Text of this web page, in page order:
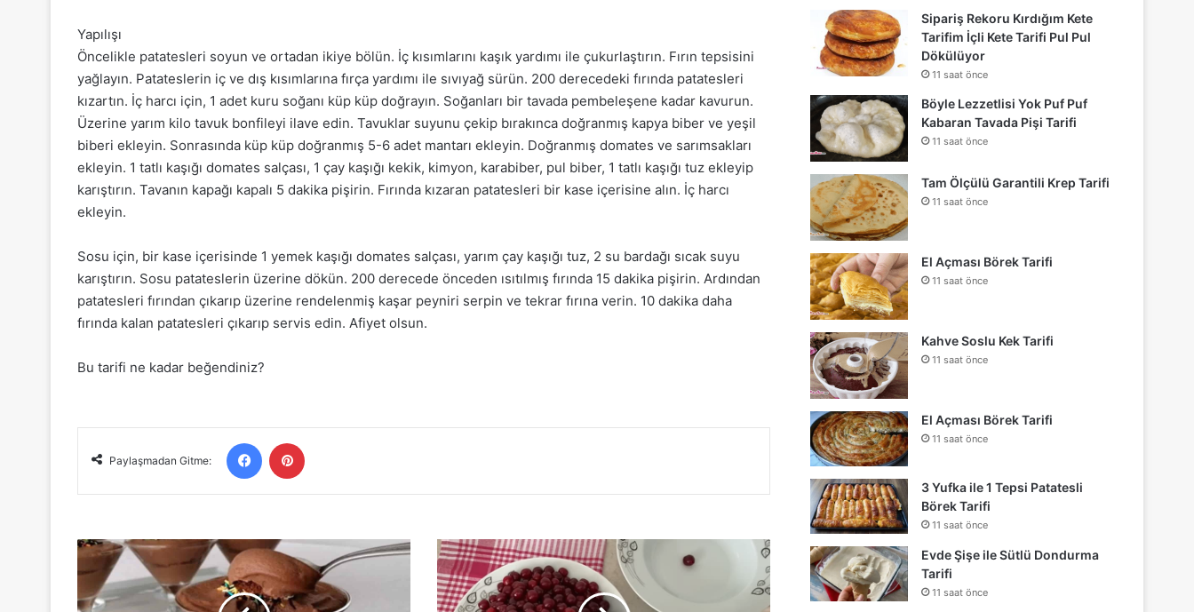
Yapılışı
Öncelikle patatesleri soyun ve ortadan ikiye bölün. İç kısımlarını kaşık yardımı ile çukurlaştırın. Fırın tepsisini
yağlayın. Patateslerin iç ve dış kısımlarına fırça yardımı ile sıvıyağ sürün. 200 derecedeki fırında patatesleri
kızartın. İç harcı için, 1 adet kuru soğanı küp küp doğrayın. Soğanları bir tavada pembeleşene kadar kavurun.
Üzerine yarım kilo tavuk bonfileyi ilave edin. Tavuklar suyunu çekip bırakınca doğranmış kapya biber ve yeşil
biberi ekleyin. Sonrasında küp küp doğranmış 5-6 adet mantarı ekleyin. Doğranmış domates ve sarımsakları
ekleyin. 1 tatlı kaşığı domates salçası, 1 çay kaşığı kekik, kimyon, karabiber, pul biber, 1 tatlı kaşığı tuz ekleyip
karıştırın. Tavanın kapağı kapalı 5 dakika pişirin. Fırında kızaran patatesleri bir kase içerisine alın. İç harcı
ekleyin.
Sosu için, bir kase içerisinde 1 yemek kaşığı domates salçası, yarım çay kaşığı tuz, 2 su bardağı sıcak suyu
karıştırın. Sosu patateslerin üzerine dökün. 200 derecede önceden ısıtılmış fırında 15 dakika pişirin. Ardından
patatesleri fırından çıkarıp üzerine rendelenmiş kaşar peyniri serpin ve tekrar fırına verin. 10 dakika daha
fırında kalan patatesleri çıkarıp servis edin. Afiyet olsun.
Bu tarifi ne kadar beğendiniz?
Paylaşmadan Gitme:
Facebook
Sadece
Malzeme
ile
Güneşte
Pişme
Yöntemiyle
Vişne
Sipariş Rekoru Kırdığım Kete
Tarifim İçli Kete Tarifi Pul Pul
Dökülüyor
11 saat önce
Böyle Lezzetlisi Yok Puf Puf
Kabaran Tavada Pişi Tarifi
11 saat önce
Tam Ölçülü Garantili Krep Tarifi
11 saat önce
El Açması Börek Tarifi
11 saat önce
Kahve Soslu Kek Tarifi
11 saat önce
El Açması Börek Tarifi
11 saat önce
3 Yufka ile 1 Tepsi Patatesli
Börek Tarifi
11 saat önce
Evde Şişe ile Sütlü Dondurma
Tarifi
11 saat önce